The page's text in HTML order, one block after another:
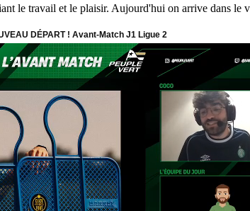
le travail et le plaisir. Aujourd'hui on arrive dans le